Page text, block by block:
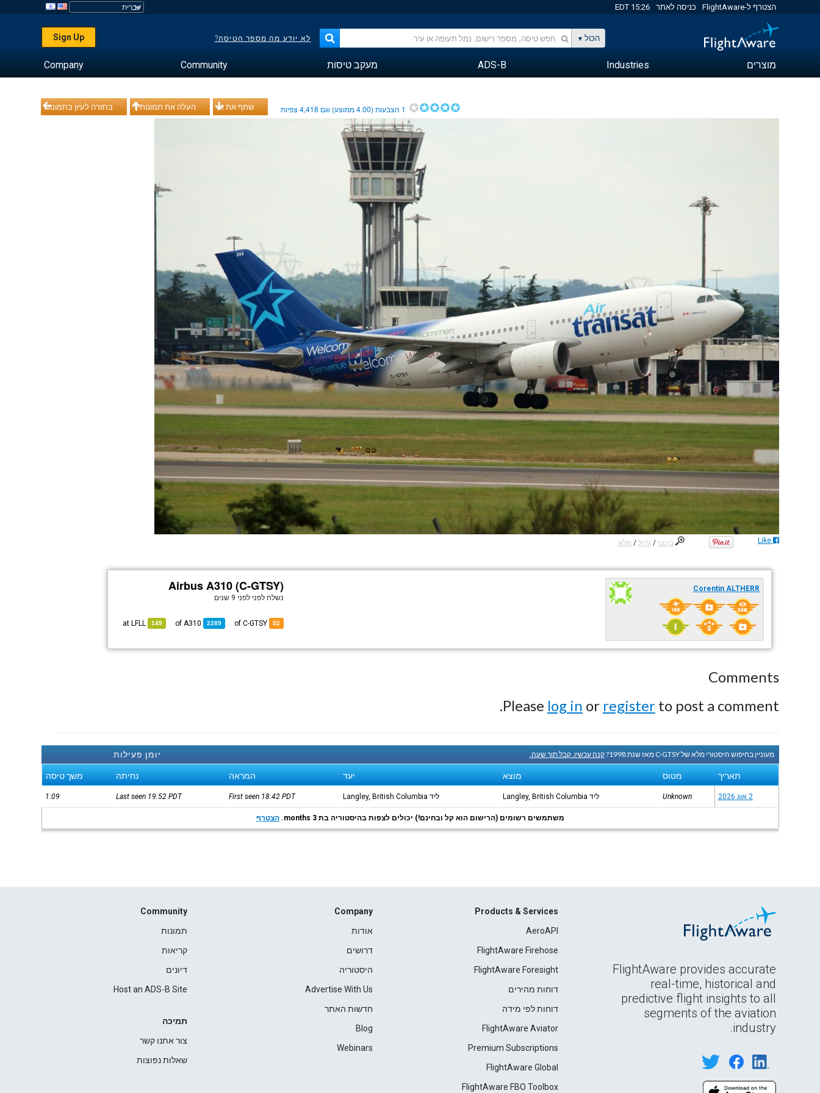
הצטרף ל-FlightAware כניסה לאתר 15:26 EDT
הכול לא יודע מה מספר הטיסה? Sign Up
מוצרים Industries
ADS-B מעקב טיסות Community
Company
בחזרה לעיון בתמונות העלה את תמונותיך שתף את זה 1 הצבעות (4.00ממוצע) וגם 4,418צפיות
בינוני /גדול / מלא Like
Airbus A310 (C-GTSY)
נשלח לפני לפני 9 שנים
52
2289
A310
149
LFLL
Corentin ALTHERR
Comments
Please log in or registerto post a comment.
יומן פעילות מעוניין בחיפוש היסטורי מלא של C-GTSY מאז שנת 1998? קנה עכשיו. קבל תוך שעה.
תאריך מטוס מוצא יעד המראה נחיתה משך טיסה
2 אוג 2026 Unknown ליד Langley, British Columbia ליד Langley, British Columbia First seen 18:42 PDT
Last seen 19:52 PDT
1:09
משתמשים רשומים (הרישום הוא קל ובחינם!) יכולים לצפות בהיסטוריה בת 3 months. הצטרף
FlightAware provides accurate
real-time, historical and
predictive flight insights to all
segments of the aviation
industry.
Products & Services
AeroAPI
FlightAware Firehose
FlightAware Foresight
דוחות מהירים
דוחות לפי מידה
FlightAware Aviator
Premium Subscriptions
FlightAware Global
FlightAware FBO Toolbox
Company
אודות
דרושים
היסטוריה
Advertise With Us
חדשות האתר
Blog
Webinars
Community
תמונות
קריאות
דיונים
Host an ADS-B Site
תמיכה
צור אתנו קשר
שאלות נפוצות